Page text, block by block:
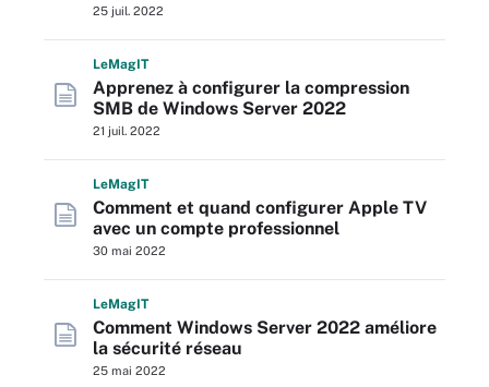
25 juil. 2022
LeMagIT
Apprenez à configurer la compression
SMB de Windows Server 2022
21 juil. 2022
LeMagIT
Comment et quand configurer Apple TV
avec un compte professionnel
30 mai 2022
LeMagIT
Comment Windows Server 2022 améliore
la sécurité réseau
25 mai 2022